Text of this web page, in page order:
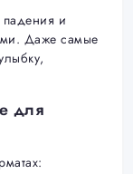
и
Даже самые
для